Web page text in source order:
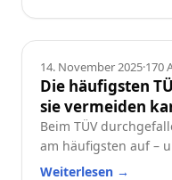
wertstabil hältst.
Ratgeber
14. November 2025·170
Die häufigsten
sie vermeiden
Beim TÜV
am häufigsten auf –
praktische Checkliste
Weiterlesen →